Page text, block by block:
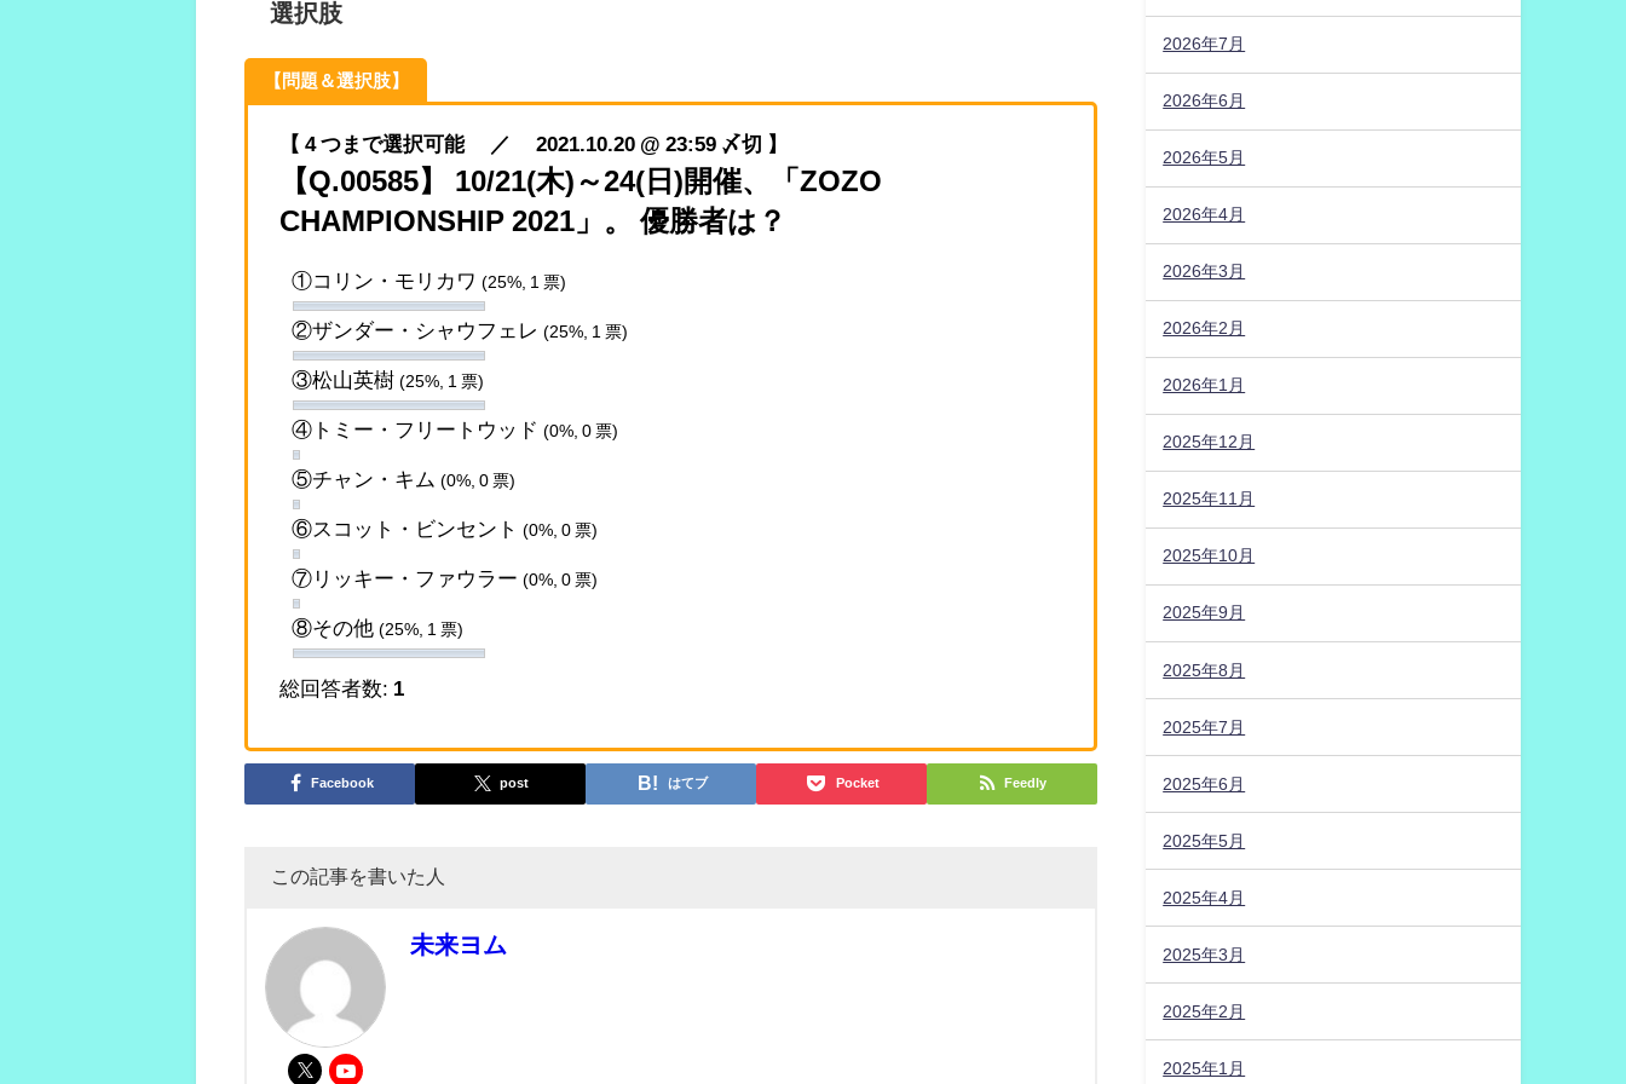
選択肢
【問題＆選択肢】
【 4 つまで選択可能 ／ 2021.10.20 @ 23:59 〆切 】
【Q.00585】 10/21(木)～24(日)開催、「ZOZO
CHAMPIONSHIP 2021」。 優勝者は？
①コリン・モリカワ (25%, 1 票)
②ザンダー・シャウフェレ (25%, 1 票)
③松山英樹 (25%, 1 票)
④トミー・フリートウッド (0%, 0 票)
⑤チャン・キム (0%, 0 票)
⑥スコット・ビンセント (0%, 0 票)
⑦リッキー・ファウラー (0%, 0 票)
⑧その他 (25%, 1 票)
総回答者数: 1
Facebook post はてブ Pocket Feedly
この記事を書いた人
未来ヨム
2026年7月
2026年6月
2026年5月
2026年4月
2026年3月
2026年2月
2026年1月
2025年12月
2025年11月
2025年10月
2025年9月
2025年8月
2025年7月
2025年6月
2025年5月
2025年4月
2025年3月
2025年2月
2025年1月